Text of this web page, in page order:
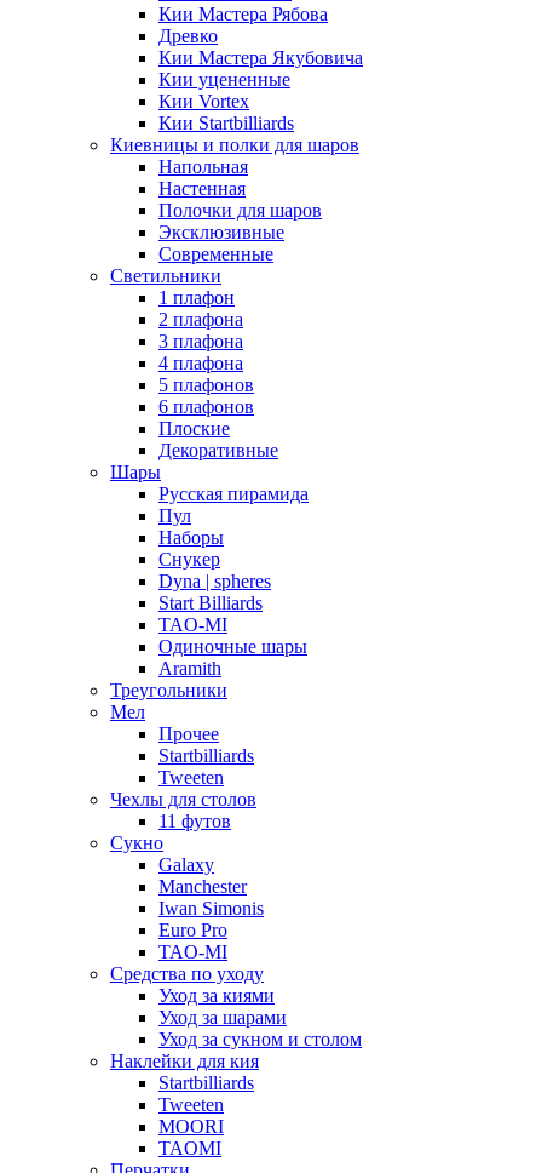
Кии Мастера Рябова
Древко
Кии Мастера Якубовича
Кии уцененные
Кии Vortex
Кии Startbilliards
Киевницы и полки для шаров
Напольная
Настенная
Полочки для шаров
Эксклюзивные
Современные
Светильники
1 плафон
2 плафона
3 плафона
4 плафона
5 плафонов
6 плафонов
Плоские
Декоративные
Шары
Русская пирамида
Пул
Наборы
Снукер
Dyna | spheres
Start Billiards
TAO-MI
Одиночные шары
Aramith
Треугольники
Мел
Прочее
Startbilliards
Tweeten
Чехлы для столов
11 футов
Сукно
Galaxy
Manchester
Iwan Simonis
Euro Pro
TAO-MI
Средства по уходу
Уход за киями
Уход за шарами
Уход за сукном и столом
Наклейки для кия
Startbilliards
Tweeten
MOORI
TAOMI